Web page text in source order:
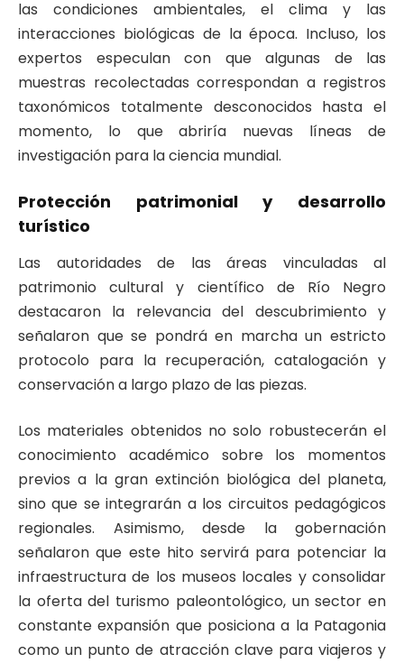
las condiciones ambientales, el clima y las
interacciones biológicas de la época. Incluso, los
expertos especulan con que algunas de las
muestras recolectadas correspondan a registros
taxonómicos totalmente desconocidos hasta el
momento, lo que abriría nuevas líneas de
investigación para la ciencia mundial.
Protección patrimonial y desarrollo
turístico
Las autoridades de las áreas vinculadas al
patrimonio cultural y científico de Río Negro
destacaron la relevancia del descubrimiento y
señalaron que se pondrá en marcha un estricto
protocolo para la recuperación, catalogación y
conservación a largo plazo de las piezas.
Los materiales obtenidos no solo robustecerán el
conocimiento académico sobre los momentos
previos a la gran extinción biológica del planeta,
sino que se integrarán a los circuitos pedagógicos
regionales. Asimismo, desde la gobernación
señalaron que este hito servirá para potenciar la
infraestructura de los museos locales y consolidar
la oferta del turismo paleontológico, un sector en
constante expansión que posiciona a la Patagonia
como un punto de atracción clave para viajeros y